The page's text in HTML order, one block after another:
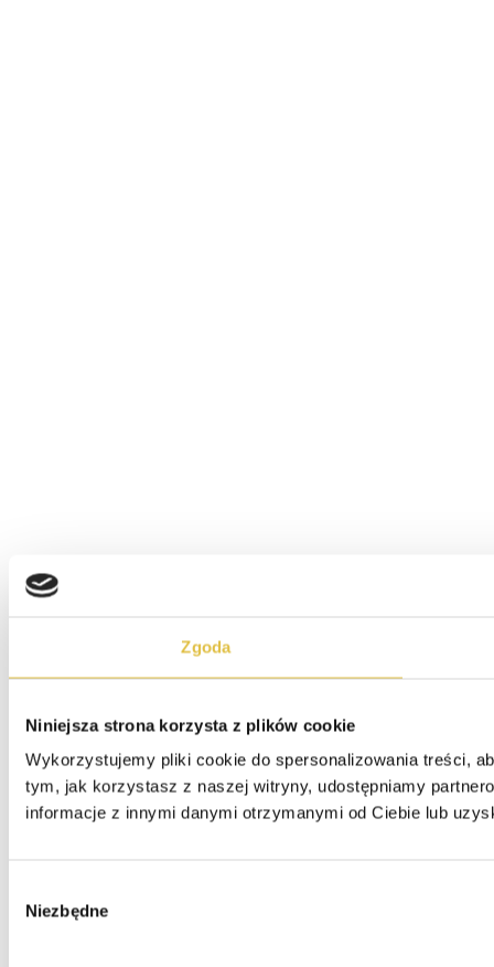
Zgoda
Niniejsza strona korzysta z plików cookie
Wykorzystujemy pliki cookie do spersonalizowania treści,
tym, jak korzystasz z naszej witryny, udostępniamy
informacje z innymi danymi otrzymanymi od Ciebie lub
zgody
Niezbędne